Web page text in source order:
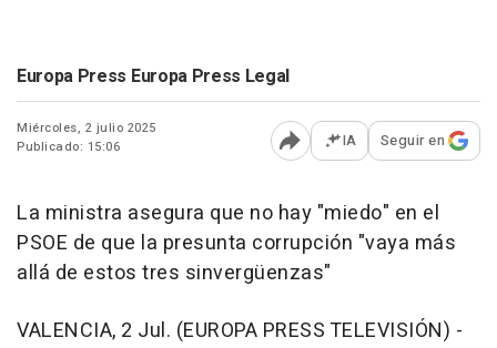
Europa Press Europa Press Legal
Miércoles, 2 julio 2025
Publicado: 15:06
Abrir opciones para
IA Seguir en
La ministra asegura que no hay "miedo" en el
PSOE de que la presunta corrupción "vaya más
allá de estos tres sinvergüenzas"
VALENCIA, 2 Jul. (EUROPA PRESS TELEVISIÓN) -